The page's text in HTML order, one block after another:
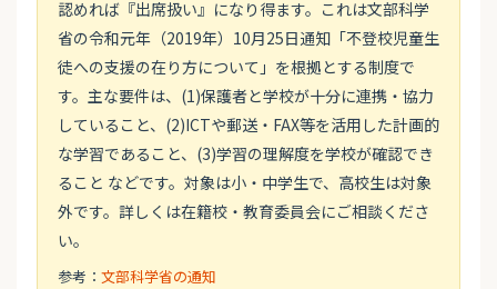
認めれば『出席扱い』になり得ます。これは文部科学
省の令和元年（2019年）10月25日通知「不登校児童生
徒への支援の在り方について」を根拠とする制度で
す。主な要件は、(1)保護者と学校が十分に連携・協力
していること、(2)ICTや郵送・FAX等を活用した計画的
な学習であること、(3)学習の理解度を学校が確認でき
ること などです。対象は小・中学生で、高校生は対象
外です。詳しくは在籍校・教育委員会にご相談くださ
い。
参考： 文部科学省の通知